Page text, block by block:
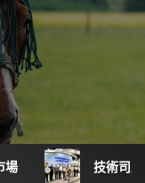
技術司展30項高